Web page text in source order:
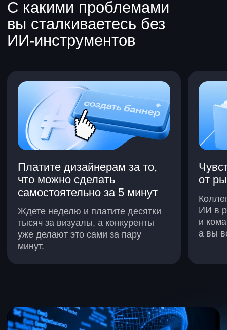
не инструментами,
а особой системой
мышления
Освоить пару программ
недостаточно — необходимо понимать,
какую из них выбрать, как поставить
задачу и получить нужный результат.
Освоить промптинг — и получать
Понять логику работы нейросетей
и правила коммуникации.
Создавать визуал, видео
и контент без специалистов.
Настроить ИИ-ассистента, который
работает на вас.
30–200%